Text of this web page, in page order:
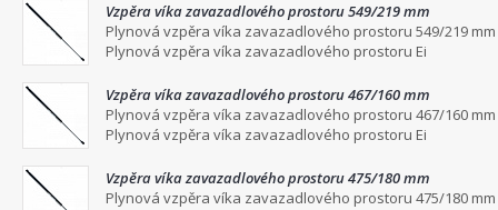
Vzpěra víka zavazadlového prostoru 549/219 mm
Plynová vzpěra víka zavazadlového prostoru 549/219 mm
Plynová vzpěra víka zavazadlového prostoru Ei
Vzpěra víka zavazadlového prostoru 467/160 mm
Plynová vzpěra víka zavazadlového prostoru 467/160 mm
Plynová vzpěra víka zavazadlového prostoru Ei
Vzpěra víka zavazadlového prostoru 475/180 mm
Plynová vzpěra víka zavazadlového prostoru 475/180 mm